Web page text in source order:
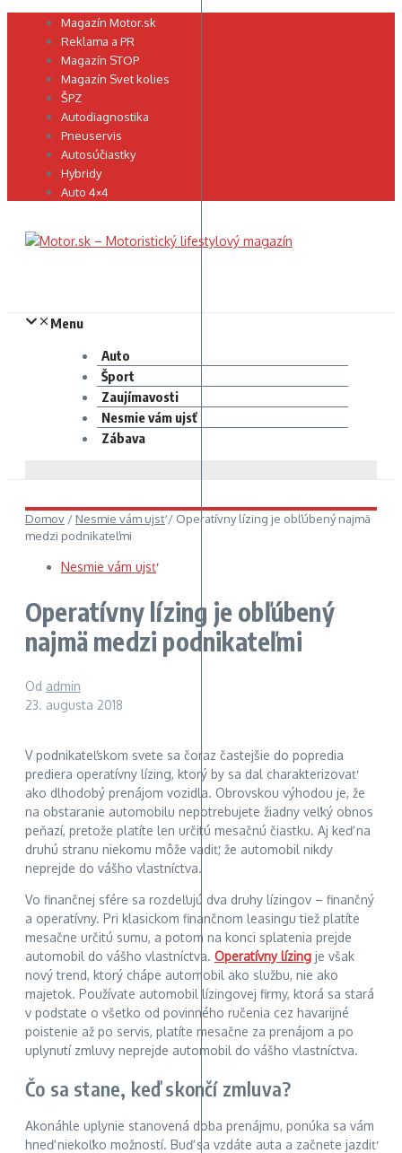
Preskočiť Magazín Motor.sk
Reklama a PR
Magazín STOP
Magazín Svet kolies
ŠPZ
Autodiagnostika
Pneuservis
Autosúčiastky
Hybridy
Auto 4×4
Menu
Auto
Šport
Zaujímavosti
Nesmie vám ujsť
Zábava
Domov / Nesmie vám ujsť/ Operatívny lízing je obľúbený najmä
medzi podnikateľmi
Nesmie vám ujsť
Operatívny lízing je obľúbený
najmä medzi podnikateľmi
Od admin
23. augusta 2018
V podnikateľskom svete sa čoraz častejšie do popredia
prediera operatívny lízing, ktorý by sa dal charakterizovať
ako dlhodobý prenájom vozidla. Obrovskou výhodou je, že
na obstaranie automobilu nepotrebujete žiadny veľký obnos
peňazí, pretože platíte len určitú mesačnú čiastku. Aj keď na
druhú stranu niekomu môže vadiť, že automobil nikdy
neprejde do vášho vlastníctva.
Vo finančnej sfére sa rozdeľujú dva druhy lízingov – finančný
a operatívny. Pri klasickom finančnom leasingu tiež platíte
mesačne určitú sumu, a potom na konci splatenia prejde
automobil do vášho vlastníctva. Operatívny lízing je však
nový trend, ktorý chápe automobil ako službu, nie ako
majetok. Používate automobil lízingovej firmy, ktorá sa stará
v podstate o všetko od povinného ručenia cez havarijné
poistenie až po servis, platíte mesačne za prenájom a po
uplynutí zmluvy neprejde automobil do vášho vlastníctva.
Čo sa stane, keď skončí zmluva?
Akonáhle uplynie stanovená doba prenájmu, ponúka sa vám
hneď niekoľko možností. Buď sa vzdáte auta a začnete jazdiť